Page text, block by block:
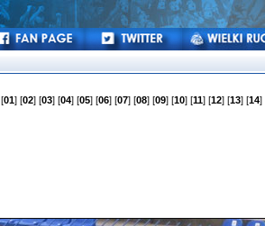
[01] [02] [03] [04] [05] [06] [07] [08] [09] [10] [11] [12] [13] [14]